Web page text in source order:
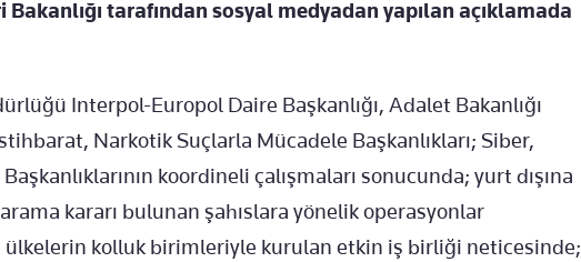
tarafından sosyal medyadan yapılan açıklamada
Interpol-Europol Daire Başkanlığı, Adalet Bakanlığı
Narkotik Suçlarla Mücadele Başkanlıkları; Siber,
koordineli çalışmaları sonucunda; yurt dışına
kararı bulunan şahıslara yönelik operasyonlar
kolluk birimleriyle kurulan etkin iş birliği neticesinde;